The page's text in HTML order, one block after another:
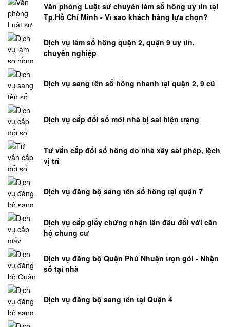
Văn phòng Luật sư chuyên làm sổ hồng uy tín tại
Tp.Hồ Chí Minh - Vì sao khách hàng lựa chọn?
Dịch vụ làm sổ hồng quận 2, quận 9 uy tín,
chuyên nghiệp
Dịch vụ sang tên sổ hồng nhanh tại quận 2, 9 cũ
Dịch vụ cấp đổi sổ mới nhà bị sai hiện trạng
Tư vấn cấp đổi sổ hồng do nhà xây sai phép, lệch
vị trí
Dịch vụ đăng bộ sang tên sổ hồng tại quận 7
Dịch vụ cấp giấy chứng nhận lần đầu đối với căn
hộ chung cư
Dịch vụ đăng bộ Quận Phú Nhuận trọn gói - Nhận
sổ tại nhà
Dịch vụ đăng bộ sang tên tại Quận 4